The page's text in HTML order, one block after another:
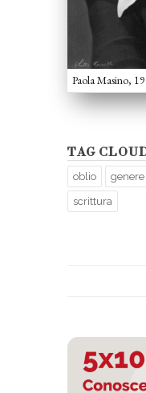
Paola Masino,
TAG
oblio genere
scrittura